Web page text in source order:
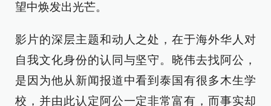
望中焕发出光芒。
影片的深层主题和动人之处，在于海外华人对
自我文化身份的认同与坚守。晓伟去找阿公，
是因为他从新闻报道中看到泰国有很多木生学
校，并由此认定阿公一定非常富有，而事实却